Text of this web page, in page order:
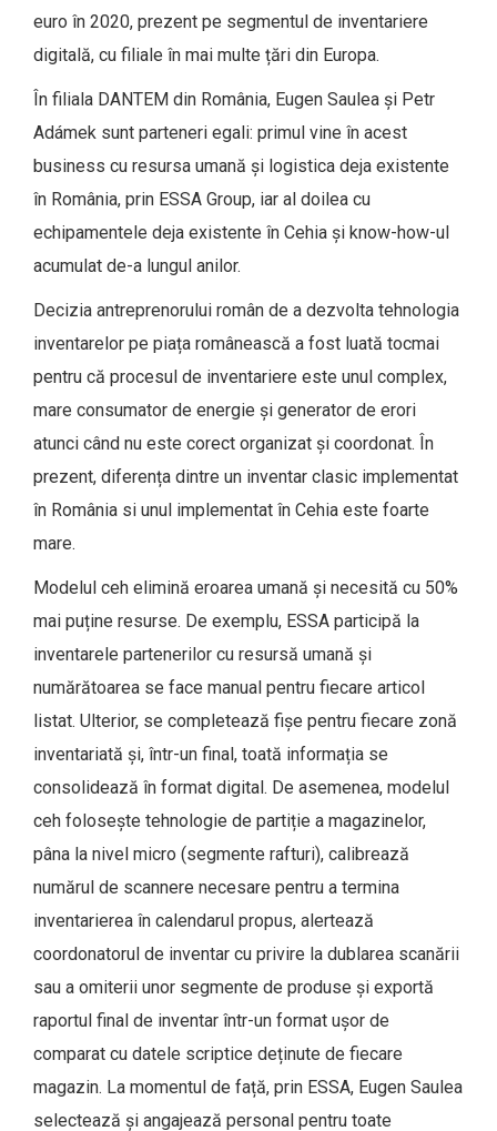
euro în 2020, prezent pe segmentul de inventariere
digitală, cu filiale în mai multe țări din Europa.
În filiala DANTEM din România, Eugen Saulea și Petr
Adámek sunt parteneri egali: primul vine în acest
business cu resursa umană și logistica deja existente
în România, prin ESSA Group, iar al doilea cu
echipamentele deja existente în Cehia și know-how-ul
acumulat de-a lungul anilor.
Decizia antreprenorului român de a dezvolta tehnologia
inventarelor pe piața românească a fost luată tocmai
pentru că procesul de inventariere este unul complex,
mare consumator de energie și generator de erori
atunci când nu este corect organizat și coordonat. În
prezent, diferența dintre un inventar clasic implementat
în România si unul implementat în Cehia este foarte
mare.
Modelul ceh elimină eroarea umană și necesită cu 50%
mai puține resurse. De exemplu, ESSA participă la
inventarele partenerilor cu resursă umană și
numărătoarea se face manual pentru fiecare articol
listat. Ulterior, se completează fișe pentru fiecare zonă
inventariată și, într-un final, toată informația se
consolidează în format digital. De asemenea, modelul
ceh folosește tehnologie de partiție a magazinelor,
pâna la nivel micro (segmente rafturi), calibrează
numărul de scannere necesare pentru a termina
inventarierea în calendarul propus, alertează
coordonatorul de inventar cu privire la dublarea scanării
sau a omiterii unor segmente de produse și exportă
raportul final de inventar într-un format ușor de
comparat cu datele scriptice deținute de fiecare
magazin. La momentul de față, prin ESSA, Eugen Saulea
selectează și angajează personal pentru toate